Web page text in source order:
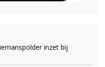
inzet bij